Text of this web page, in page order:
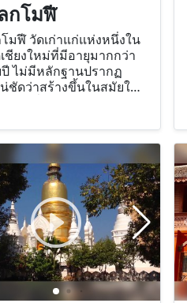
กโมฬี
มฬี วัดเก่าแก่แห่งหนึ่งใน
ชียงใหม่ที่มีอายุมากกว่า
ไม่มีหลักฐานปรากฏ
ชัดว่าสร้างขึ้นในสมัยใด
เวณทิศเหนือของตัวเมือง
หม่ ใกล้แจ่งหัวริน